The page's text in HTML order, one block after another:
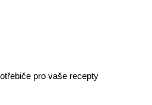
pro vaše recepty